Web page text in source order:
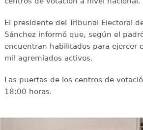
El presidente del Tribunal Electoral
Sánchez informó que, según el
encuentran habilitados para ejercer
mil agremiados activos.
Las puertas de los centros de
18:00 horas.